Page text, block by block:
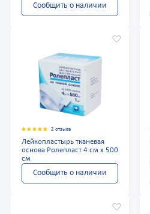
Сообщить о наличии
2 отзыва
Лейкопластырь тканевая
основа Ролепласт 4 см х 500
см
Сообщить о наличии